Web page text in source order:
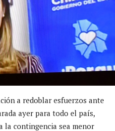
a redoblar esfuerzos ante
ayer para todo el país,
la contingencia sea menor